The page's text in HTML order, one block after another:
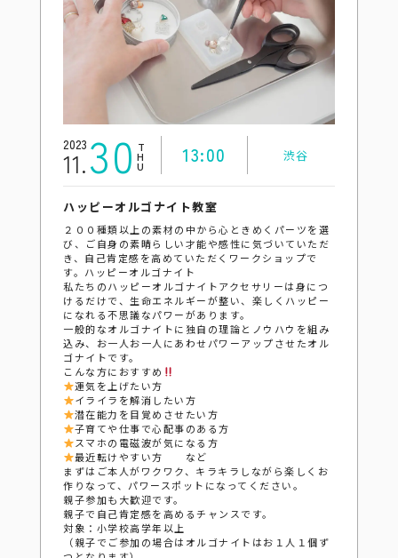
2023
11.30THU 13:00 渋谷
ハッピーオルゴナイト教室
２００種類以上の素材の中から心ときめくパーツを選
び、ご自身の素晴らしい才能や感性に気づいていただ
き、自己肯定感を高めていただくワークショップで
す。ハッピーオルゴナイト
私たちのハッピーオルゴナイトアクセサリーは身につ
けるだけで、生命エネルギーが整い、楽しくハッピー
になれる不思議なパワーがあります。
一般的なオルゴナイトに独自の理論とノウハウを組み
込み、お一人お一人にあわせパワーアップさせたオル
ゴナイトです。
こんな方におすすめ
運気を上げたい方
イライラを解消したい方
潜在能力を目覚めさせたい方
子育てや仕事で心配事のある方
スマホの電磁波が気になる方
最近転けやすい方 など
まずはご本人がワクワク、キラキラしながら楽しくお
作りなって、パワースポットになってください。
親子参加も大歓迎です。
親子で自己肯定感を高めるチャンスです。
対象：小学校高学年以上
（親子でご参加の場合はオルゴナイトはお１人１個ず